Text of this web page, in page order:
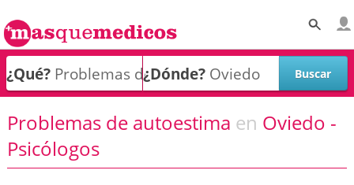
¿Qué? ¿Dónde?
Problemas de autoestima en Oviedo -
Psicólogos